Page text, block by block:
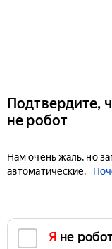
Подтвердите,
не робот
Нам очень жаль, но
автоматические.
Я не